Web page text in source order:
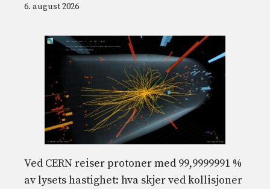
6. august 2026
Ved CERN reiser protoner med 99,9999991 %
av lysets hastighet: hva skjer ved kollisjoner